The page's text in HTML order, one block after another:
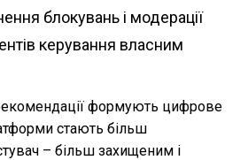
блокувань і модерації
керування власним
формують цифрове
стають більш
– більш захищеним і